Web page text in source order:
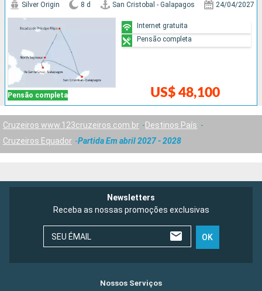
Pensão completa
Silver Origin 8 d San Cristobal - Galapagos 24/04/2027
US$ 48,100
Internet gratuita
Pensão completa
Cruzeiros www.123cruzeiros.com.br
Destinos País
Cruzeiros Equador
Partida Em abril 2027 - 2028
Newsletters
Receba as nossas promoções exclusivas
SEU ÉMAIL OK
Nossos Serviços